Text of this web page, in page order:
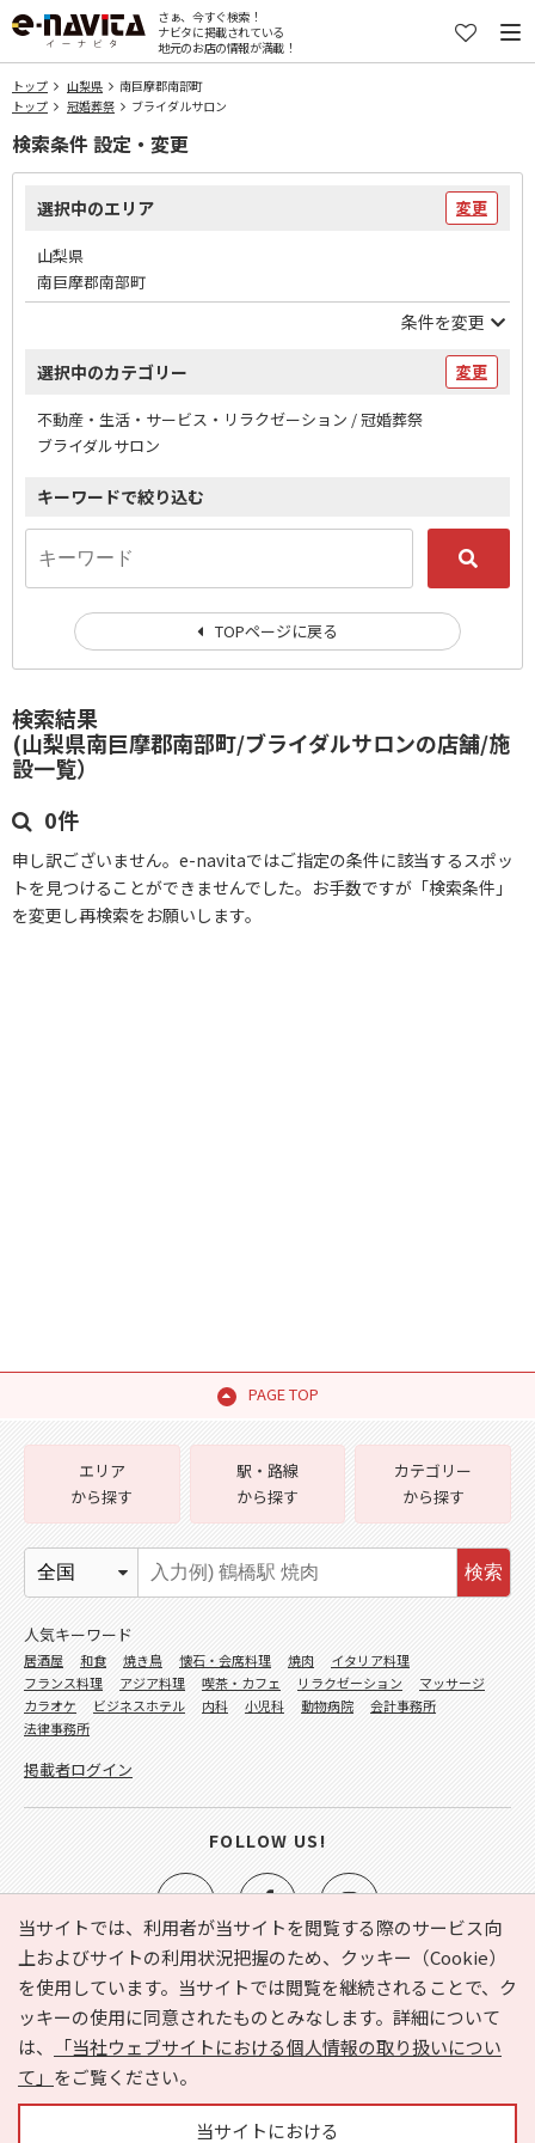
さぁ、今すぐ検索！
ナビタに掲載されている
地元のお店の情報が満載！
トップ 山梨県
南巨摩郡南部町
トップ
冠婚葬祭 ブライダルサロン
検索結果
(山梨県南巨摩郡南部町/ブライダルサロンの店舗/施
設一覧）
0件
申し訳ございません。e-navitaではご指定の条件に該当するスポッ
トを見つけることができませんでした。お手数ですが「検索条件」
を変更し再検索をお願いします。
検索条件 設定・変更
選択中のエリア 変更
山梨県
南巨摩郡南部町
条件を変更
選択中のカテゴリー 変更
不動産・生活・サービス・リラクゼーション / 冠婚葬祭
ブライダルサロン
キーワードで絞り込む
TOPページに戻る
PAGE TOP
当サイトでは、利用者が当サイトを閲覧する際のサービス向
上およびサイトの利用状況把握のため、クッキー（Cookie）
を使用しています。当サイトでは閲覧を継続されることで、ク
ッキーの使用に同意されたものとみなします。詳細について
は、
「当社ウェブサイトにおける個人情報の取り扱いについ
て」 をご覧ください。
当サイトにおける
e-NAVITA（イーナビタ）とは？ お気に入り
ヘルプ
利用規約
個人情報の取り扱いについて
運営会社
サイトマップ
広告掲載に関するお問い合わせ
エリア
から探す
駅・路線
から探す
カテゴリー
から探す
検索
人気キーワード
居酒屋 和食 焼き鳥 懐石・会席料理 焼肉
イタリア料理
フランス料理
アジア料理 喫茶・カフェ リラクゼーション
マッサージ
カラオケ
ビジネスホテル 内科 小児科 動物病院
会計事務所
法律事務所
掲載者ログイン
FOLLOW US!